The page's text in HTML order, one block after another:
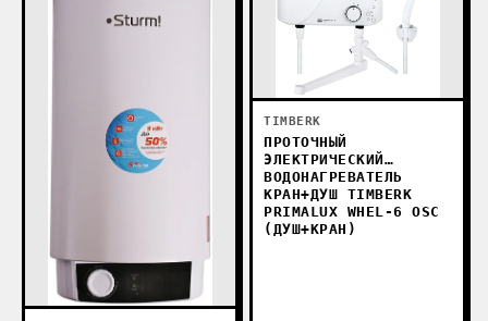
TIMBERK
ПРОТОЧНЫЙ
ЭЛЕКТРИЧЕСКИЙ
ВОДОНАГРЕВАТЕЛЬ
КРАН+ДУШ TIMBERK
PRIMALUX WHEL-6 OSC
(ДУШ+КРАН)